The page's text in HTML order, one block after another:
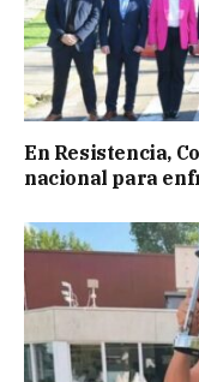
En Resistencia,
nacional para